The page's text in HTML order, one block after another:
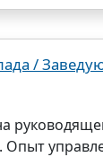
/
Опыт